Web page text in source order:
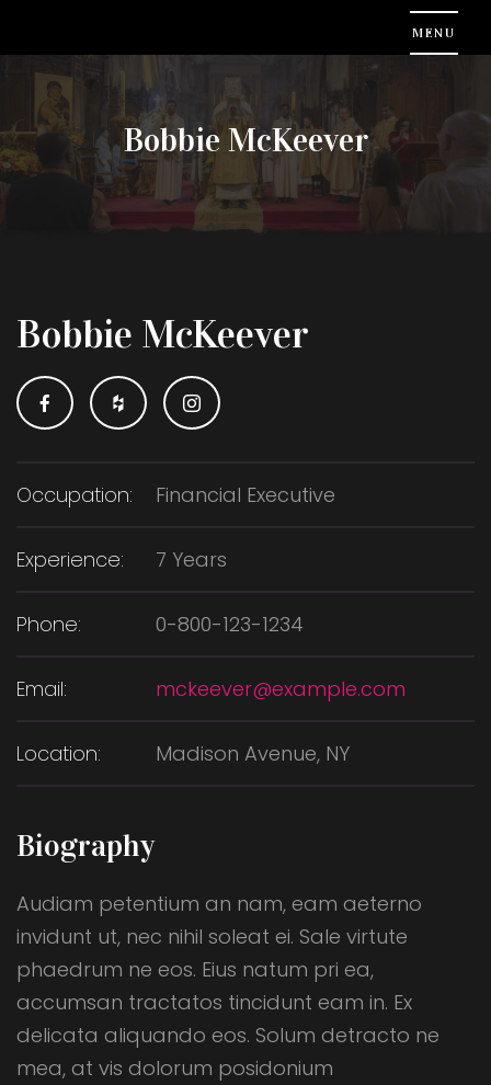
Bobbie McKeever
Bobbie McKeever
Occupation: Financial Executive
Experience: 7 Years
Phone: 0-800-123-1234
Email: mckeever@example.com
Location: Madison Avenue, NY
Biography
Audiam petentium an nam, eam aeterno
invidunt ut, nec nihil soleat ei. Sale virtute
phaedrum ne eos. Eius natum pri ea,
accumsan tractatos tincidunt eam in. Ex
delicata aliquando eos. Solum detracto ne
mea, at vis dolorum posidonium